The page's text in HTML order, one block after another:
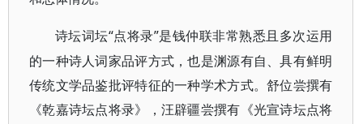
诗坛词坛“点将录”是钱仲联非常熟悉且多次运用
的一种诗人词家品评方式，也是渊源有自、具有鲜明
传统文学品鉴批评特征的一种学术方式。舒位尝撰有
《乾嘉诗坛点将录》，汪辟疆尝撰有《光宣诗坛点将